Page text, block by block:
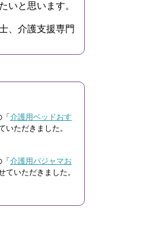
いと思います。
、介護支援専門
介護用ベッドおす
いただきました。
介護用パジャマお
ていただきました。